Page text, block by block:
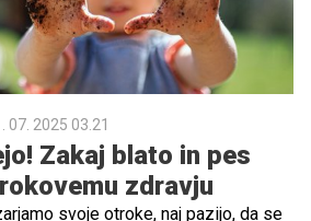
07. 2025 03.21
Zakaj blato in pes
zdravju
svoje otroke, naj pazijo, da se